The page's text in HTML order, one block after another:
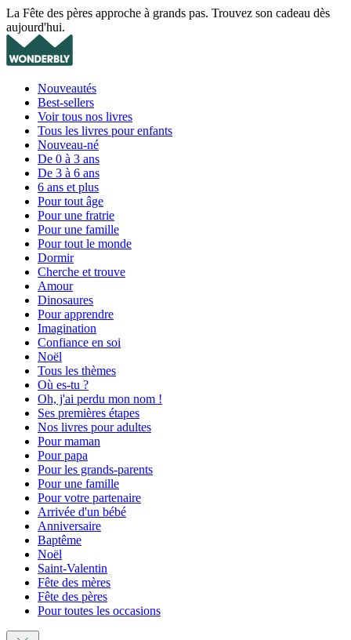
La Fête des pères approche à grands pas. Trouvez son cadeau dès
aujourd'hui.
Nouveautés
Best-sellers
Voir tous nos livres
Tous les livres pour enfants
Nouveau-né
De 0 à 3 ans
De 3 à 6 ans
6 ans et plus
Pour tout âge
Pour une fratrie
Pour une famille
Pour tout le monde
Dormir
Cherche et trouve
Amour
Dinosaures
Pour apprendre
Imagination
Confiance en soi
Noël
Tous les thèmes
Où es-tu ?
Oh, j'ai perdu mon nom !
Ses premières étapes
Nos livres pour adultes
Pour maman
Pour papa
Pour les grands-parents
Pour une famille
Pour votre partenaire
Arrivée d'un bébé
Anniversaire
Baptême
Noël
Saint-Valentin
Fête des mères
Fête des pères
Pour toutes les occasions